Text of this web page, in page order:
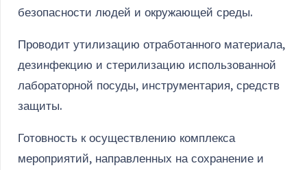
безопасности людей и окружающей среды.
Проводит утилизацию отработанного материала,
дезинфекцию и стерилизацию использованной
лабораторной посуды, инструментария, средств
защиты.
Готовность к осуществлению комплекса
мероприятий, направленных на сохранение и